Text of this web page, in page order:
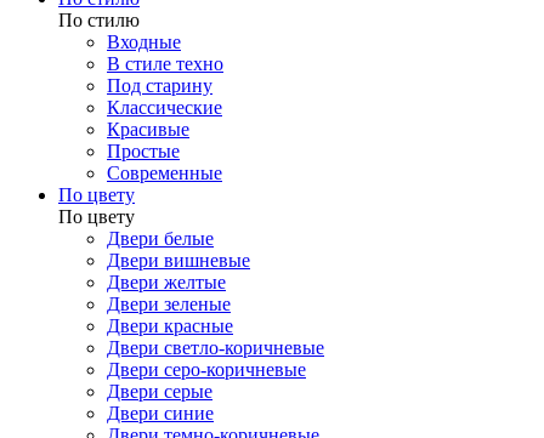
По стилю
Входные
В стиле техно
Под старину
Классические
Красивые
Простые
Современные
По цвету
По цвету
Двери белые
Двери вишневые
Двери желтые
Двери зеленые
Двери красные
Двери светло-коричневые
Двери серо-коричневые
Двери серые
Двери синие